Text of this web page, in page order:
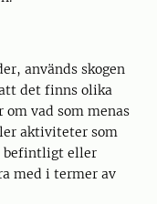
används skogen
det finns olika
vad som menas
aktiviteter som
befintligt eller
med i termer av